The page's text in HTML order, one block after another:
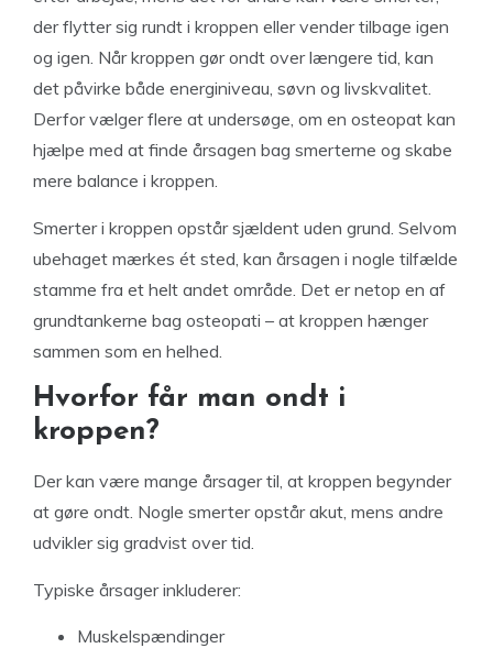
der flytter sig rundt i kroppen eller vender tilbage igen
og igen. Når kroppen gør ondt over længere tid, kan
det påvirke både energiniveau, søvn og livskvalitet.
Derfor vælger flere at undersøge, om en osteopat kan
hjælpe med at finde årsagen bag smerterne og skabe
mere balance i kroppen.
Smerter i kroppen opstår sjældent uden grund. Selvom
ubehaget mærkes ét sted, kan årsagen i nogle tilfælde
stamme fra et helt andet område. Det er netop en af
grundtankerne bag osteopati – at kroppen hænger
sammen som en helhed.
Hvorfor får man ondt i
kroppen?
Der kan være mange årsager til, at kroppen begynder
at gøre ondt. Nogle smerter opstår akut, mens andre
udvikler sig gradvist over tid.
Typiske årsager inkluderer:
Muskelspændinger